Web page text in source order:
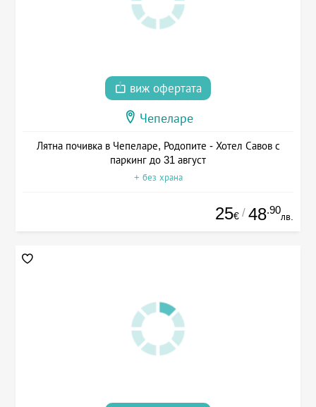
виж офертата
Чепеларе
Лятна почивка в Чепеларе, Родопите - Хотел Савов с
паркинг до 31 август
+ без храна
25€ / 48.90
лв.